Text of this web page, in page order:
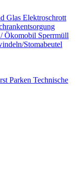
Glas Elektroschrott
Ökomobil Sperrmüll
Stomabeutel
Parken Technische